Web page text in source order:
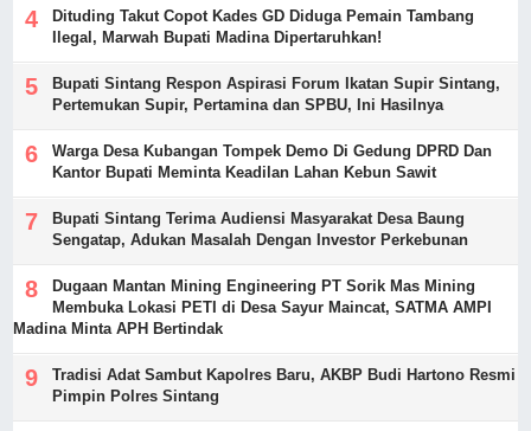
Dituding Takut Copot Kades GD Diduga Pemain Tambang
Ilegal, Marwah Bupati Madina Dipertaruhkan!
Bupati Sintang Respon Aspirasi Forum Ikatan Supir Sintang,
Pertemukan Supir, Pertamina dan SPBU, Ini Hasilnya
Warga Desa Kubangan Tompek Demo Di Gedung DPRD Dan
Kantor Bupati Meminta Keadilan Lahan Kebun Sawit
Bupati Sintang Terima Audiensi Masyarakat Desa Baung
Sengatap, Adukan Masalah Dengan Investor Perkebunan
Dugaan Mantan Mining Engineering PT Sorik Mas Mining
Membuka Lokasi PETI di Desa Sayur Maincat, SATMA AMPI
Madina Minta APH Bertindak
Tradisi Adat Sambut Kapolres Baru, AKBP Budi Hartono Resmi
Pimpin Polres Sintang